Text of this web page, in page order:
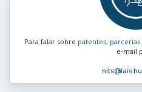
Para falar sobre patentes,
e‑mail
nits